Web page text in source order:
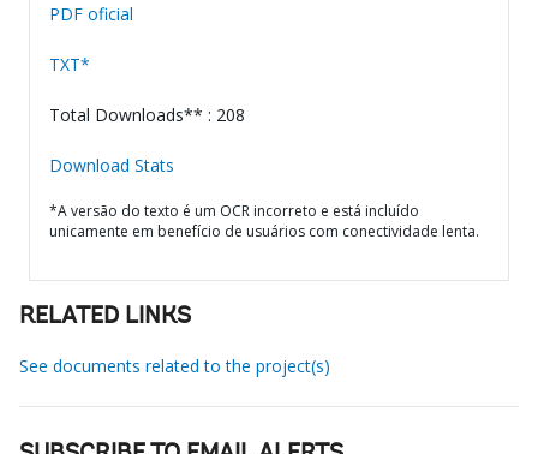
PDF oficial
TXT*
Total Downloads** : 208
Download Stats
*A versão do texto é um OCR incorreto e está incluído
unicamente em benefício de usuários com conectividade lenta.
RELATED LINKS
See documents related to the project(s)